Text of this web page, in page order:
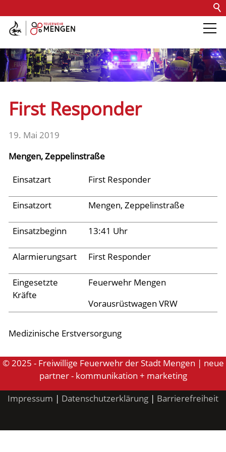
Kontakt Impressum
Barrierefreiheit
Die Feuerwehr
Fachdienste
Fahrzeuge
Einsätze
Archiv 2025
Archiv 2024
Archiv 2023
Archiv 2022
Archiv 2021
Archiv 2018
Archiv 2017
Archiv 2016
Archiv 2015
First Responder
19. Mai 2019
Mengen, Zeppelinstraße
Einsatzart
First Responder
Einsatzort Mengen, Zeppelinstraße
Einsatzbeginn 13:41 Uhr
Alarmierungsart First Responder
Eingesetzte
Kräfte
Feuerwehr Mengen
Vorausrüstwagen VRW
Medizinische Erstversorgung
© 2025 - Freiwillige Feuerwehr der Stadt Mengen | neue
partner - kommunikation + marketing
Impressum | Datenschutzerklärung | Barrierefreiheit